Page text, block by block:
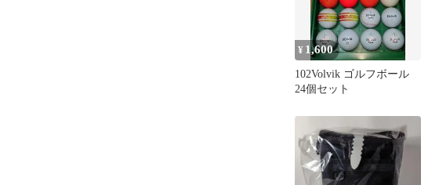
¥ 1,600
102Volvik ゴルフボール
24個セット